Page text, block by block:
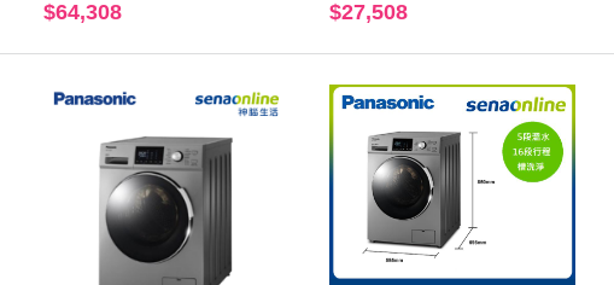
專用層架
$64,308 $27,508